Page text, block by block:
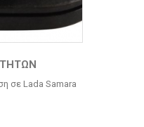
σε Lada Samara